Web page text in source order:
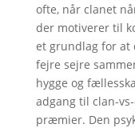
ofte, når clanet
der motiverer til
et grundlag for at
fejre sejre
hygge og
adgang til clan-
præmier. Den